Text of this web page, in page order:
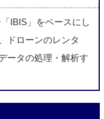
IBIS」をベースにし
ドローンのレンタ
ータの処理・解析す